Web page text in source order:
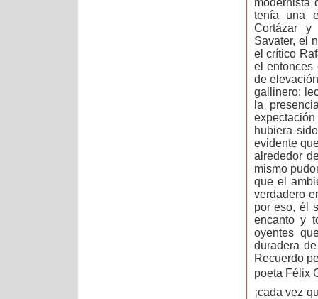
modernista
tenía una
Cortázar y
Savater, el
el crítico
el entonces
de
gallinero:
la
hubiera
evidente
alrededor
mismo
que el
verdadero
por eso, él
encanto y
oyentes
duradera
Recuerdo
poeta Félix
¡cada vez